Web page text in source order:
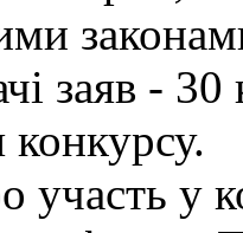
заяв -
участь у